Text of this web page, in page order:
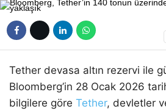
Tether devasa altın rezervi ile
Bloomberg’in 28 Ocak 2026
bilgilere göre Tether, devletler